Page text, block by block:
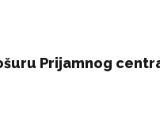
Prijamnog